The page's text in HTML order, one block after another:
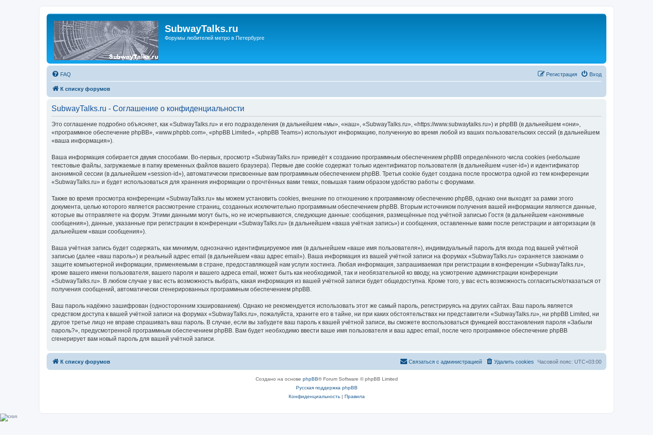
SubwayTalks.ru
Форумы любителей метро в Петербурге
FAQ Вход
Регистрация
К списку форумов
SubwayTalks.ru - Соглашение о конфиденциальности
Это соглашение подробно объясняет, как «SubwayTalks.ru» и его подразделения (в дальнейшем «мы», «наш», «SubwayTalks.ru», «https://www.subwaytalks.ru») и phpBB (в дальнейшем «они»,
«программное обеспечение phpBB», «www.phpbb.com», «phpBB Limited», «phpBB Teams») используют информацию, полученную во время любой из ваших пользовательских сессий (в дальнейшем
«ваша информация»).
Ваша информация собирается двумя способами. Во-первых, просмотр «SubwayTalks.ru» приведёт к созданию программным обеспечением phpBB определённого числа cookies (небольшие
текстовые файлы, загружаемые в папку временных файлов вашего браузера). Первые две cookie содержат только идентификатор пользователя (в дальнейшем «user-id») и идентификатор
анонимной сессии (в дальнейшем «session-id»), автоматически присвоенные вам программным обеспечением phpBB. Третья cookie будет создана после просмотра одной из тем конференции
«SubwayTalks.ru» и будет использоваться для хранения информации о прочтённых вами темах, повышая таким образом удобство работы с форумами.
Также во время просмотра конференции «SubwayTalks.ru» мы можем установить cookies, внешние по отношению к программному обеспечению phpBB, однако они выходят за рамки этого
документа, целью которого является рассмотрение страниц, созданных исключительно программным обеспечением phpBB. Вторым источником получения вашей информации являются данные,
которые вы отправляете на форум. Этими данными могут быть, но не исчерпываются, следующие данные: сообщения, размещённые под учётной записью Гостя (в дальнейшем «анонимные
сообщения»), данные, указанные при регистрации в конференции «SubwayTalks.ru» (в дальнейшем «ваша учётная запись») и сообщения, оставленные вами после регистрации и авторизации (в
дальнейшем «ваши сообщения»).
Ваша учётная запись будет содержать, как минимум, однозначно идентифицируемое имя (в дальнейшем «ваше имя пользователя»), индивидуальный пароль для входа под вашей учётной
записью (далее «ваш пароль») и реальный адрес email (в дальнейшем «ваш адрес email»). Ваша информация из вашей учётной записи на форумах «SubwayTalks.ru» охраняется законами о
защите компьютерной информации, применяемыми в стране, предоставляющей нам услуги хостинга. Любая информация, запрашиваемая при регистрации в конференции «SubwayTalks.ru»,
кроме вашего имени пользователя, вашего пароля и вашего адреса email, может быть как необходимой, так и необязательной ко вводу, на усмотрение администрации конференции
«SubwayTalks.ru». В любом случае у вас есть возможность выбрать, какая информация из вашей учётной записи будет общедоступна. Кроме того, у вас есть возможность согласиться/отказаться от
получения сообщений, автоматически сгенерированных программным обеспечением phpBB.
Ваш пароль надёжно зашифрован (односторонним хэшированием). Однако не рекомендуется использовать этот же самый пароль, регистрируясь на других сайтах. Ваш пароль является
средством доступа к вашей учётной записи на форумах «SubwayTalks.ru», пожалуйста, храните его в тайне, ни при каких обстоятельствах ни представители «SubwayTalks.ru», ни phpBB Limited, ни
другое третье лицо не вправе спрашивать ваш пароль. В случае, если вы забудете ваш пароль к вашей учётной записи, вы сможете воспользоваться функцией восстановления пароля «Забыли
пароль?», предусмотренной программным обеспечением phpBB. Вам будет необходимо ввести ваше имя пользователя и ваш адрес email, после чего программное обеспечение phpBB
сгенерирует вам новый пароль для вашей учётной записи.
К списку форумов Часовой пояс: UTC+03:00
Удалить cookies
Связаться с администрацией
Создано на основе phpBB® Forum Software © phpBB Limited
Русская поддержка phpBB
Конфиденциальность| Правила